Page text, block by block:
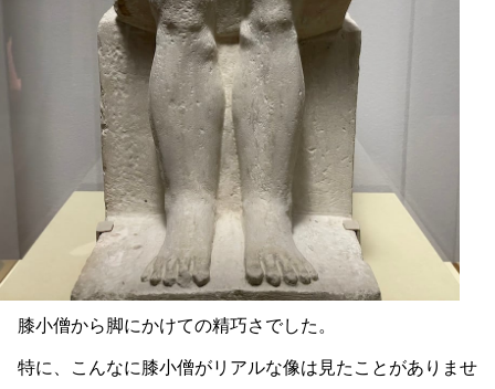
膝小僧から脚にかけての精巧さでした。
特に、こんなに膝小僧がリアルな像は見たことがありませ